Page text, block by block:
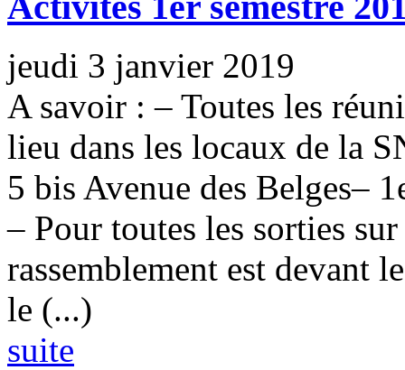
jeudi 3 janvier 2019
A savoir : – Toutes les
lieu dans les locaux de la
5 bis Avenue des Belges–
– Pour toutes les sorties
rassemblement est devant
le (...)
suite